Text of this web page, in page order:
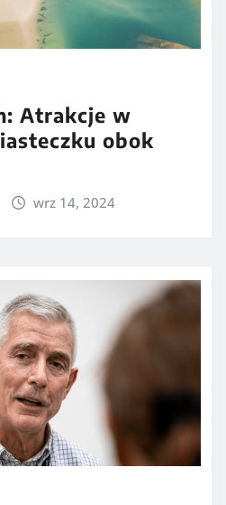
Atrakcje w
obok
wrz 14, 2024